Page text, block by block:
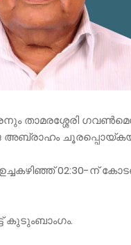
താമരശ്ശേരി
02:30-ന്
കുടുംബാംഗം.